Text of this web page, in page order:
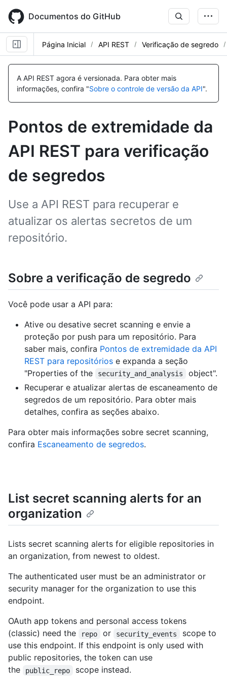
main
content
Documentos do GitHub
Página Inicial API REST Verificação de segredo
A API REST agora é versionada. Para obter mais
informações, confira "Sobre o controle de versão da API".
Pontos de extremidade da
API REST para verificação
de segredos
Use a API REST para recuperar e
atualizar os alertas secretos de um
repositório.
Sobre a verificação de segredo
Você pode usar a API para:
Ative ou desative secret scanning e envie a
proteção por push para um repositório. Para
saber mais, confira Pontos de extremidade da API
REST para repositórios e expanda a seção
"Properties of the
security_and_analysis
object".
Recuperar e atualizar alertas de escaneamento de
segredos de um repositório. Para obter mais
detalhes, confira as seções abaixo.
Para obter mais informações sobre secret scanning,
confira Escaneamento de segredos.
List secret scanning alerts for an
organization
Lists secret scanning alerts for eligible repositories in
an organization, from newest to oldest.
The authenticated user must be an administrator or
security manager for the organization to use this
endpoint.
OAuth app tokens and personal access tokens
(classic) need the
repo or security_events
scope to
use this endpoint. If this endpoint is only used with
public repositories, the token can use
the
public_repo scope instead.
Nome,
Tipo,
Descrição
Nome,
Tipo,
Descrição
Nome,
Tipo,
Descrição
Nome,
Tipo,
Descrição
Nome,
Tipo,
Descrição
Nome,
Tipo,
Descrição
Nome,
Tipo,
Descrição
Nome,
Tipo,
Descrição
Nome,
Tipo,
Descrição
Nome,
Tipo,
Descrição
Nome,
Tipo,
Descrição
Nome,
Tipo,
Descrição
Nome,
Tipo,
Descrição
Nome,
Tipo,
Descrição
Nome,
Tipo,
Descrição
Nome,
Tipo,
Descrição
Nome,
Tipo,
Descrição
Nome,
Tipo,
Descrição
Nome,
Tipo,
Descrição
Nome,
Tipo,
Descrição